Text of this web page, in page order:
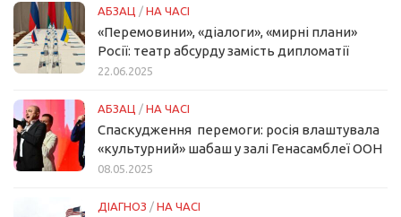
АБЗАЦ / НА ЧАСІ
«Перемовини», «діалоги», «мирні плани»
Росії: театр абсурду замість дипломатії
22.06.2025
АБЗАЦ / НА ЧАСІ
Спаскудження перемоги: росія влаштувала
«культурний» шабаш у залі Генасамблеї ООН
08.05.2025
ДІАГНОЗ / НА ЧАСІ